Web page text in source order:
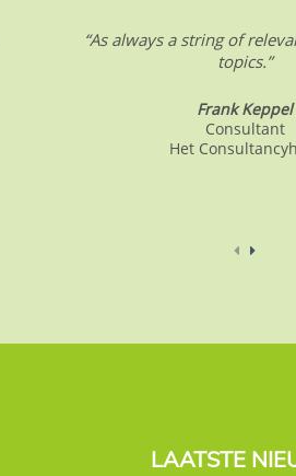
“As always a string of
topics.”
Frank Keppel
Consultant
Het
LAATSTE